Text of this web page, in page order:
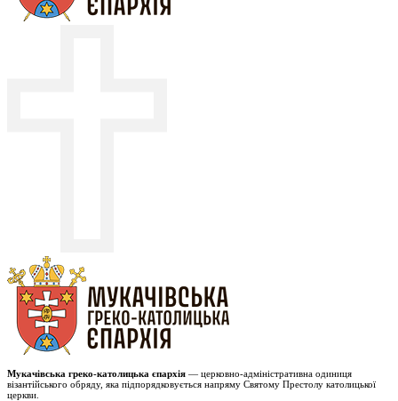
Мукачівська греко-католицька єпархія — церковно-адміністративна одиниця
візантійського обряду, яка підпорядковується напряму Святому Престолу католицької
церкви.